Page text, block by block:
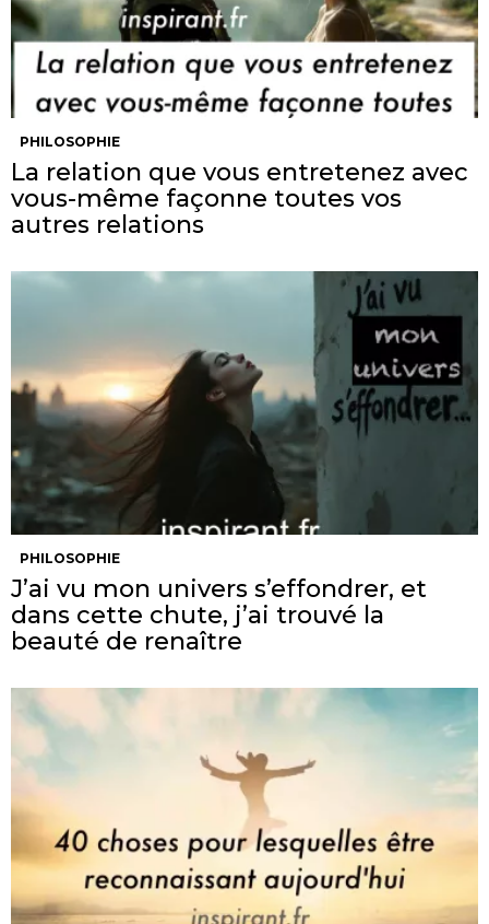
PHILOSOPHIE
La relation que vous entretenez avec
vous-même façonne toutes vos
autres relations
PHILOSOPHIE
J’ai vu mon univers s’effondrer, et
dans cette chute, j’ai trouvé la
beauté de renaître